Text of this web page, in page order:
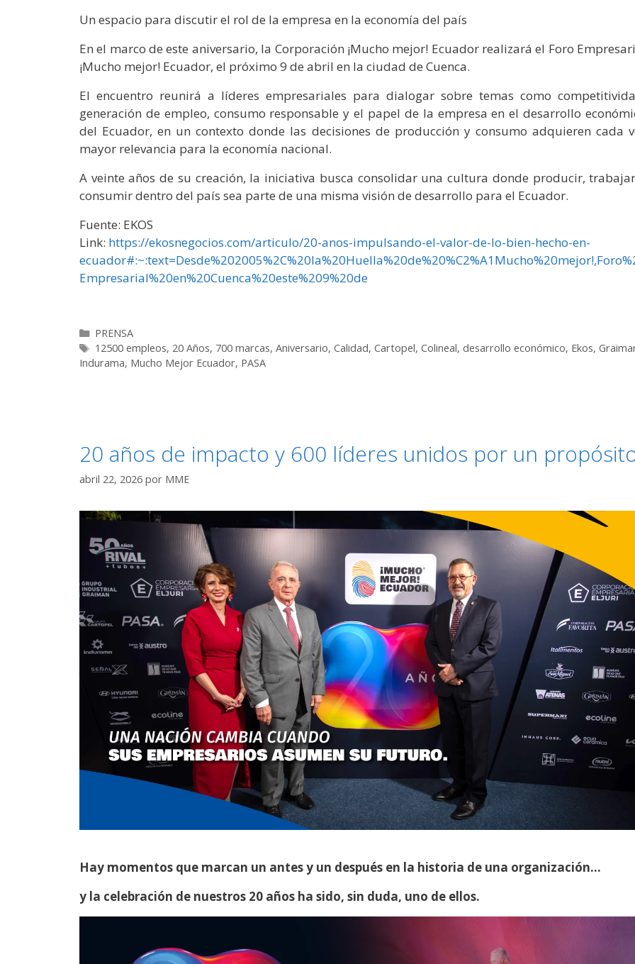
Un espacio para discutir el rol de la empresa en la economía del país
En el marco de este aniversario, la Corporación ¡Mucho mejor! Ecuador realizará el Foro
¡Mucho mejor! Ecuador, el próximo 9 de abril en la ciudad de Cuenca.
El encuentro reunirá a líderes empresariales para dialogar sobre temas como
generación de empleo, consumo responsable y el papel de la empresa en el desarrollo
del Ecuador, en un contexto donde las decisiones de producción y consumo adquieren cada
mayor relevancia para la economía nacional.
A veinte años de su creación, la iniciativa busca consolidar una cultura donde producir,
consumir dentro del país sea parte de una misma visión de desarrollo para el Ecuador.
Fuente: EKOS
Link: https://ekosnegocios.com/articulo/20-anos-impulsando-el-valor-de-lo-bien-hecho-en-
Empresarial%20en%20Cuenca%20este%209%20de
PRENSA
12500 empleos, 20 Años, 700 marcas, Aniversario, Calidad, Cartopel, Colineal, desarrollo económico, Ekos,
Indurama, Mucho Mejor Ecuador, PASA
20 años de impacto y 600 líderes unidos por un
abril 22, 2026 por MME
Hay momentos que marcan un antes y un después en la historia de una organización…
y la celebración de nuestros 20 años ha sido, sin duda, uno de ellos.